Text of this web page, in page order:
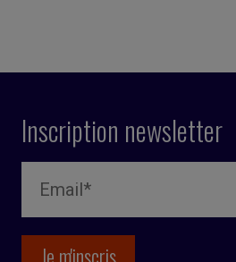
Inscription newsletter